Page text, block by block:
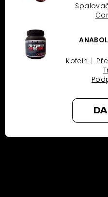
Kofein